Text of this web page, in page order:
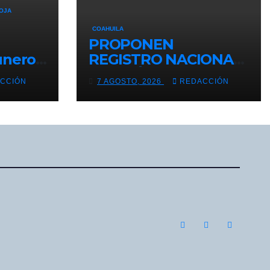
de
COAHUILA
PROPONEN
REGISTRO NACIONAL
DE HUÉRFANOS POR
FEMINICIDIO EN
MÉXICO
7 AGOSTO, 2026 REDACCIÓN